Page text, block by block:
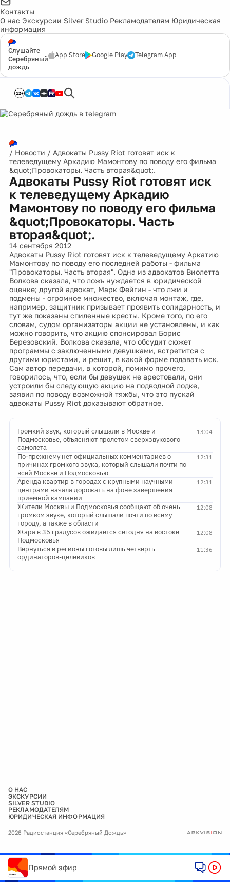
Контакты
О нас Экскурсии Silver Studio Рекламодателям Юридическая
информация
Слушайте
Серебряный
дождь
App Store Google Play Telegram App
12+
/ Новости / Адвокаты Pussy Riot готовят иск к
телеведущему Аркадию Мамонтову по поводу его фильма
&quot;Провокаторы. Часть вторая&quot;.
Адвокаты Pussy Riot готовят иск
к телеведущему Аркадию
Мамонтову по поводу его фильма
&quot;Провокаторы. Часть
вторая&quot;.
14 сентября 2012
Адвокаты Pussy Riot готовят иск к телеведущему Аркатию
Мамонтову по поводу его последней работы - фильма
"Провокаторы. Часть вторая". Одна из адвокатов Виолетта
Волкова сказала, что ложь нуждается в юридической
оценке; другой адвокат, Марк Фейгин - что лжи и
подмены - огромное множество, включая монтаж, где,
например, защитник призывает проявить солидарность, и
тут же показаны спиленные кресты. Кроме того, по его
словам, судом организаторы акции не установлены, и как
можно говорить, что акцию спонсировал Борис
Березовский. Волкова сказала, что обсудит сюжет
программы с заключенными девушками, встретится с
другими юристами, и решит, в какой форме подавать иск.
Сам автор передачи, в которой, помимо прочего,
говорилось, что, если бы девушек не арестовали, они
устроили бы следующую акцию на подводной лодке,
заявил по поводу возможной тяжбы, что это пускай
адвокаты Pussy Riot доказывают обратное.
13:04
Громкий звук, который слышали в Москве и
Подмосковье, объясняют пролетом сверхзвукового
самолета
12:31
По-прежнему нет официальных комментариев о
причинах громкого звука, который слышали почти по
всей Москве и Подмосковью
12:31
Аренда квартир в городах с крупными научными
центрами начала дорожать на фоне завершения
приемной кампании
12:08
Жители Москвы и Подмосковья сообщают об очень
громком звуке, который слышали почти по всему
городу, а также в области
12:08
Жара в 35 градусов ожидается сегодня на востоке
Подмосковья
11:36
Вернуться в регионы готовы лишь четверть
ординаторов-целевиков
О НАС
ЭКСКУРСИИ
SILVER STUDIO
РЕКЛАМОДАТЕЛЯМ
ЮРИДИЧЕСКАЯ ИНФОРМАЦИЯ
2026 Радиостанция «Серебряный Дождь»
Прямой эфир